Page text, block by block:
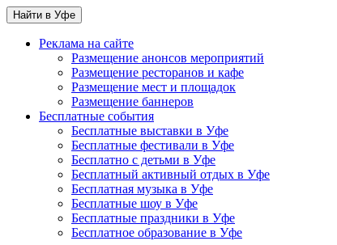
Найти в Уфе
Реклама на сайте
Размещение анонсов мероприятий
Размещение ресторанов и кафе
Размещение мест и площадок
Размещение баннеров
Бесплатные события
Бесплатные выставки в Уфе
Бесплатные фестивали в Уфе
Бесплатно с детьми в Уфе
Бесплатный активный отдых в Уфе
Бесплатная музыка в Уфе
Бесплатные шоу в Уфе
Бесплатные праздники в Уфе
Бесплатное образование в Уфе